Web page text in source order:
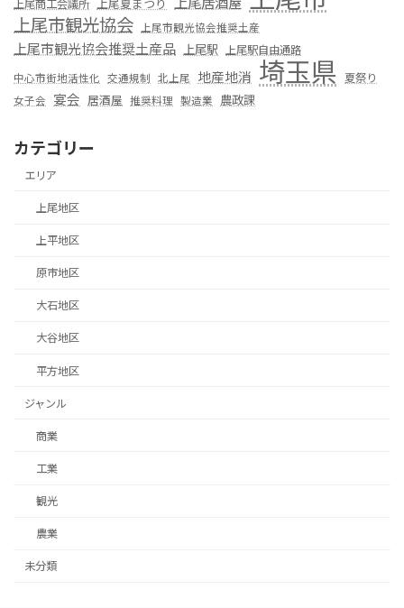
上尾商工会議所
上尾市観光協会 上尾市観光協会推奨土産
上尾市観光協会推奨土産品 上尾駅 上尾駅自由通路
中心市街地活性化 交通規制 北上尾 地産地消 埼玉県 夏祭り
女子会 宴会 居酒屋 推奨料理 製造業 農政課
カテゴリー
エリア
上尾地区
上平地区
原市地区
大石地区
大谷地区
平方地区
ジャンル
商業
工業
観光
農業
未分類